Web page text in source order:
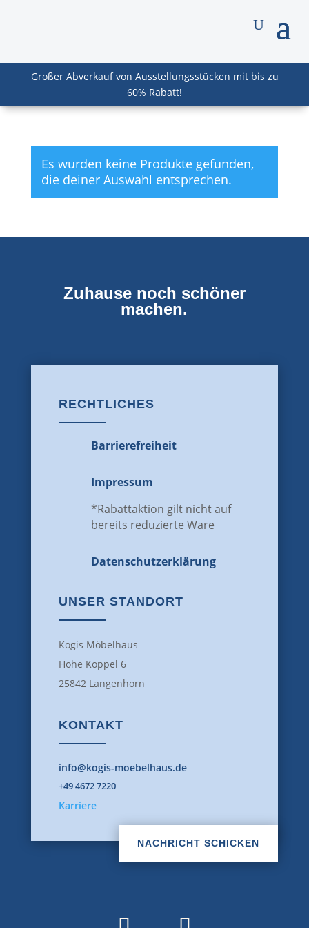
Großer Abverkauf von Ausstellungsstücken mit bis zu
60% Rabatt!
Es wurden keine Produkte gefunden,
die deiner Auswahl entsprechen.
Zuhause noch schöner
machen.
RECHTLICHES
Barrierefreiheit
Impressum
*Rabattaktion gilt nicht auf
bereits reduzierte Ware
Datenschutz­erklärung
UNSER STANDORT
Kogis Möbelhaus
Hohe Koppel 6
25842 Langenhorn
KONTAKT
info@kogis-moebelhaus.de
+49 4672 7220
Karriere
NACHRICHT SCHICKEN